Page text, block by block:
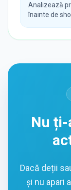
Analizează
înainte de
Nu
Dacă deții
și nu apari